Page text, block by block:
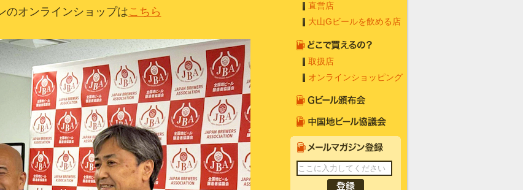
のオンラインショップはこちら
直営店
大山Gビールを飲める店
取扱店
オンラインショッピング